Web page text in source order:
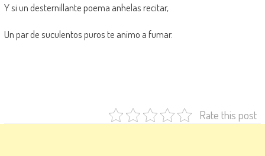
Y si un desternillante poema anhelas recitar,
Un par de suculentos puros te animo a fumar.
Rate this post